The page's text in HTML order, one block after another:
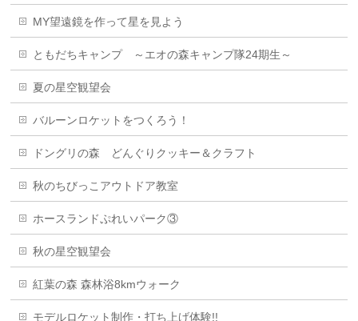
MY望遠鏡を作って星を見よう
ともだちキャンプ ～エオの森キャンプ隊24期生～
夏の星空観望会
バルーンロケットをつくろう！
ドングリの森 どんぐりクッキー＆クラフト
秋のちびっこアウトドア教室
ホースランドぷれいパーク③
秋の星空観望会
紅葉の森 森林浴8kmウォーク
モデルロケット制作・打ち上げ体験!!